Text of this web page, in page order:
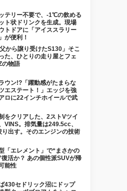
テリー不要で、-1℃の飲める
ト状ドリンクを生成。現場
トドアに「アイススラリー
が便利！
父から譲り受けたS130」そこ
た、ひとりの走り屋とフェ
の物語
ウン!?「躍動感がたまらな
エステート！」エッジを強
ロに22インチホイールで武
をクリアした、2ストVツイ
VINS。排気量は249.5cc、
り出す。そのエンジンの技術
「エレメント」で“まさかの
復活か？ あの個性派SUVが帰
能性
430セドリック沼にドップ